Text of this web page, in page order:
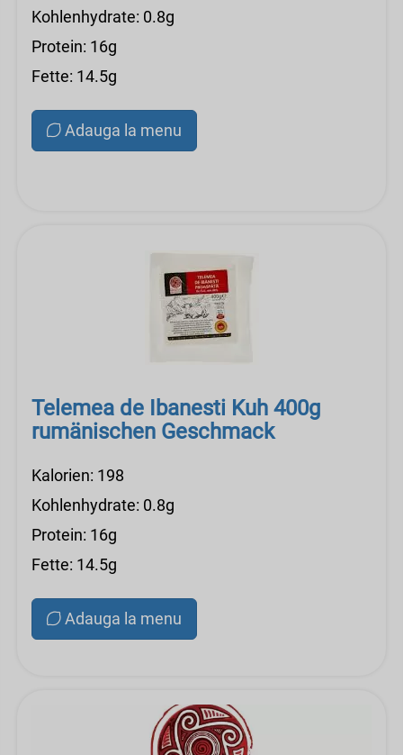
Kohlenhydrate: 0.8g
Protein: 16g
Fette: 14.5g
Adauga la menu
Telemea de Ibanesti Kuh 400g
rumänischen Geschmack
Kalorien: 198
Kohlenhydrate: 0.8g
Protein: 16g
Fette: 14.5g
Adauga la menu